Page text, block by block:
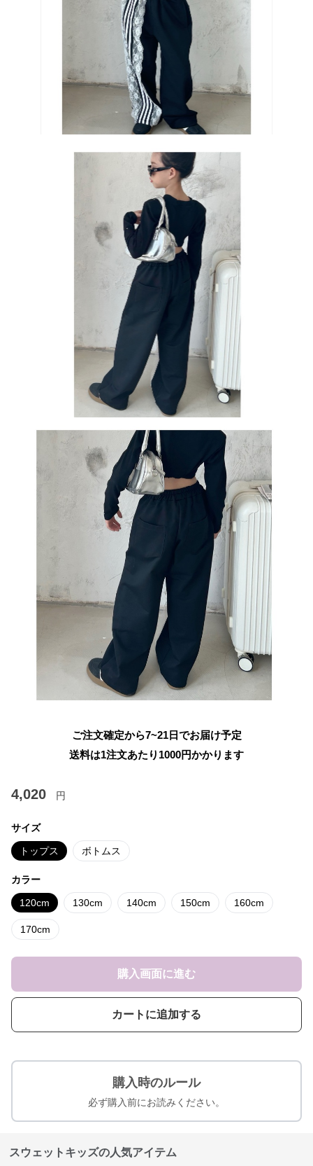
ご注文確定から7~21日でお届け予定
送料は1注文あたり 1000円かかります
4,020 円
サイズ
トップス ボトムス
カラー
120cm 130cm 140cm 150cm 160cm
170cm
購入画面に進む
カートに追加する
購入時のルール
必ず購入前にお読みください。
スウェットキッズの人気アイテム